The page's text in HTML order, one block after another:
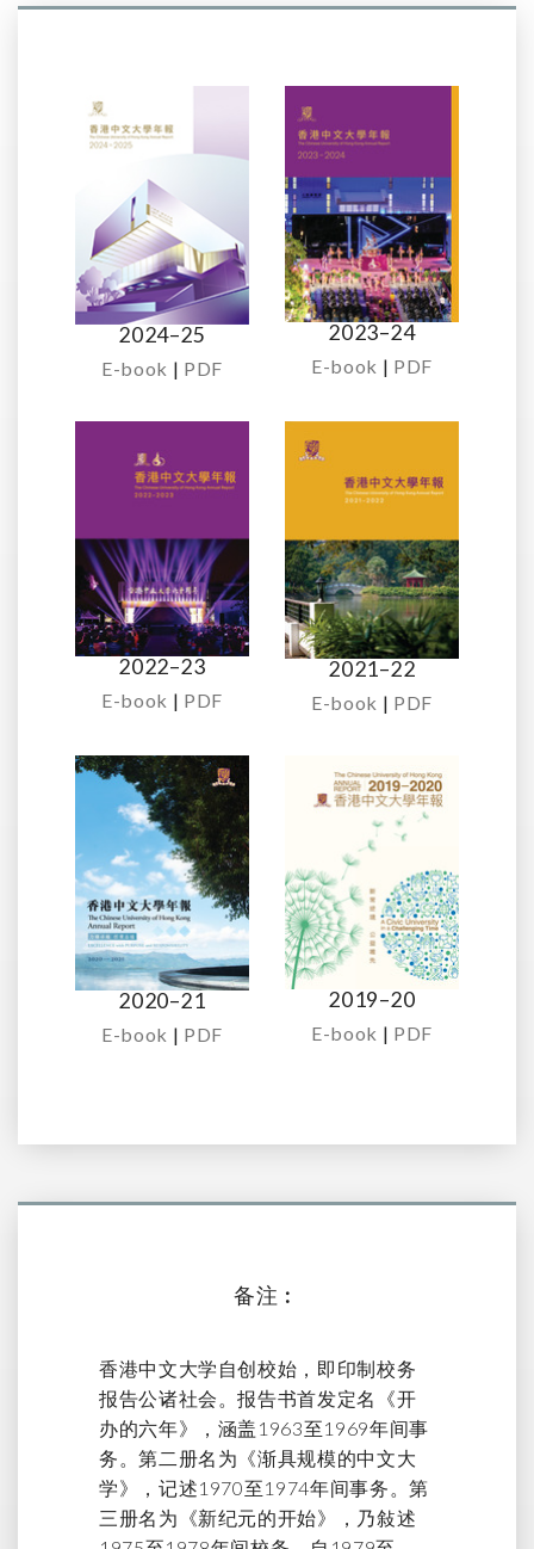
2024–25
E-book | PDF
2023–24
E-book | PDF
2022–23
E-book | PDF
2021–22
E-book | PDF
2020–21
E-book | PDF
2019–20
E-book | PDF
备注︰
香港中文大学自创校始，即印制校务
报告公诸社会。报告书首发定名《开
办的六年》，涵盖1963至1969年间事
务。第二册名为《渐具规模的中文大
学》，记述1970至1974年间事务。第
三册名为《新纪元的开始》，乃敍述